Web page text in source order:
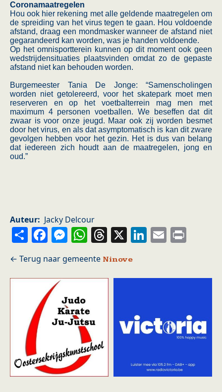
Coronamaatregelen
Hou ook hier rekening met alle geldende maatregelen om
de spreiding van het virus tegen te gaan. Hou voldoende
afstand, draag een mondmasker wanneer de afstand niet
gegarandeerd kan worden, was je handen voldoende.
Op het omnisportterein kunnen op dit moment ook geen
wedstrijdensituaties plaatsvinden omdat zo de gepaste
afstand niet kan behouden worden.
Burgemeester Tania De Jonge: “Samenscholingen
worden niet getolereerd, voor het skatepark moet men
reserveren en op het voetbalterrein mag men met
maximum 4 personen voetballen. We beseffen dat dit
zwaar is voor onze jeugd. Maar ook zij worden besmet
door het virus, en als dat asymptomatisch is kan dit zware
gevolgen hebben voor het gezin. Het is dus van belang
dat iedereen zich houdt aan de maatregelen, jong en
oud.”
Auteur Jacky Delcour
ShareFacebook
Messenger
WhatsApp
Threads
X LinkedIn
Email
Ninove